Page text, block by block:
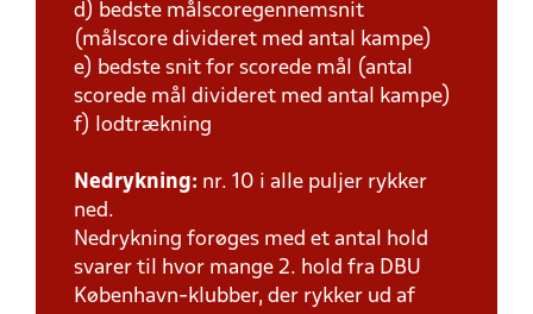
d) bedste målscoregennemsnit
(målscore divideret med antal kampe)
e) bedste snit for scorede mål (antal
scorede mål divideret med antal kampe)
f) lodtrækning
Nedrykning: nr. 10 i alle puljer rykker
ned.
Nedrykning forøges med et antal hold
svarer til hvor mange 2. hold fra DBU
København-klubber, der rykker ud af